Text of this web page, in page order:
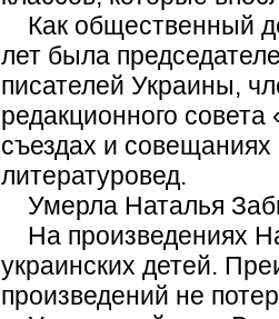
Как общественный
лет была
писателей Украины,
редакционного
съездах и совещаниях
литературовед.
Умерла Наталья
На произведениях
украинских детей.
произведений не